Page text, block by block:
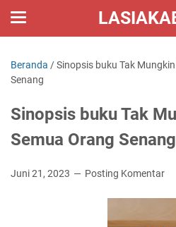
Beranda /Sinopsis buku Tak
Senang
Sinopsis buku Tak
Semua Orang Senang
Juni 21, 2023 Posting Komentar